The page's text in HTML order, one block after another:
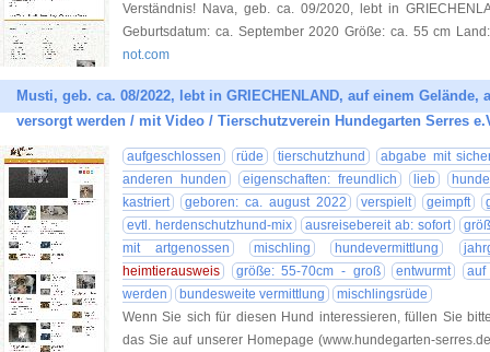
Verständnis! Nava, geb. ca. 09/2020, lebt in
Geburtsdatum: ca. September 2020 Größe: ca. 55 cm
not.com
Musti, geb. ca. 08/2022, lebt in GRIECHENLAND, auf einem
versorgt werden / mit Video / Tierschutzverein Hundegarten Serres
aufgeschlossen rüde tierschutzhund
abgabe mit
anderen hunden
eigenschaften: freundlich lieb
kastriert
geboren: ca. august 2022 verspielt geimpft
evtl. herdenschutzhund-mix
ausreisebereit ab: sofort
mit artgenossen
mischling hundevermittlung
heimtierausweis
größe: 55-70cm - groß entwurmt
auf
werden
bundesweite vermittlung
mischlingsrüde
Wenn Sie sich für diesen Hund interessieren, füllen Sie
das Sie auf unserer Homepage (www.hundegarten-